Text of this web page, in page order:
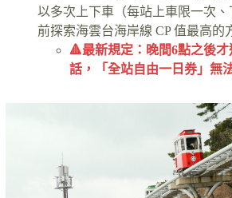
以多次上下車（每站上車限一次、
前探索海雲台海岸線 CP 值最高的
🔺️最新規定：晚間6點之後
話，「全站自由一日券」無